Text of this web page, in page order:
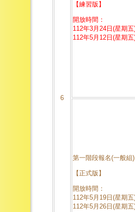
6
【練習版】
開放時間：
112年3月24日(星期
112年5月12日(星期
第一階段報名(一般組)
【正式版】
開放時間：
112年5月19日(星期
112年5月26日(星期